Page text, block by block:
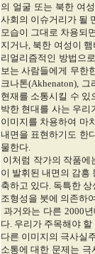
의 얼굴 또는 북한 여
사회의 이슈거리가 될
모습이 그대로 차용되
지거나, 북한 여성이
리얼리즘적인 방법으
보는 사람들에게 무한
크나톤(Akhenaton),
현재를 소통시킬 수
박한 현대를 사는 우리
이미지를 차용하여 마
내면을 표현하기도 한
물한다.
이처럼 작가의 작품에
이 발휘된 내면의 감흥
축하고 있다. 독특한
조형성을 붓에 의존하
과거와는 다른 2000
다. 우리가 주목해야
다른 이미지의 극사실
소통에 대한 문제는